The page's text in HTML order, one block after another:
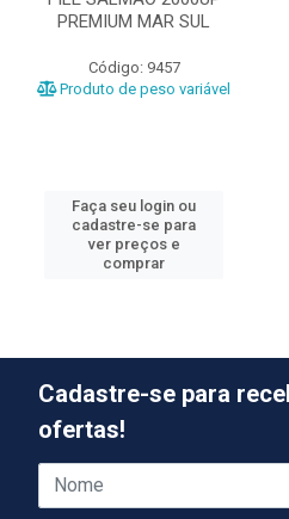
PREMIUM MAR SUL
Código: 9457
Produto de peso variável
Faça seu login ou
cadastre-se para
ver preços e
comprar
Cadastre-se para
ofertas!